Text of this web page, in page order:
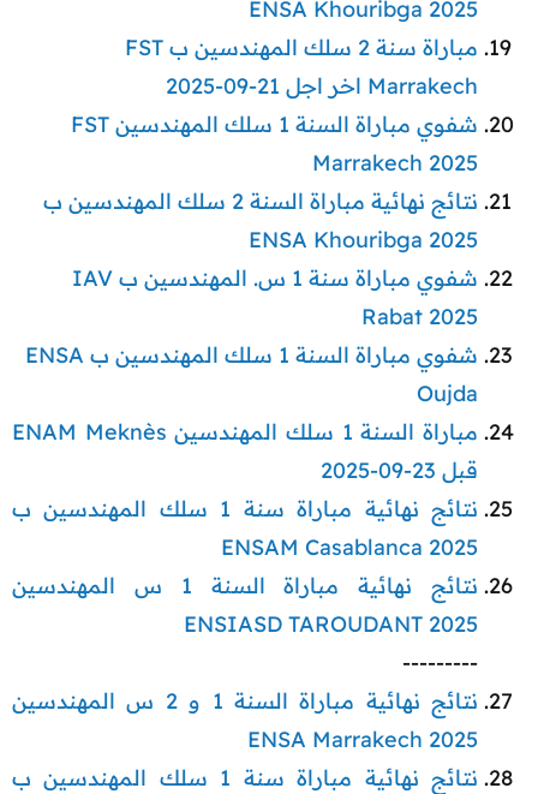
ENSA Khouribga 2025
مباراة سنة 2 سلك المهندسين ب FST
Marrakech اخر اجل 21-09-2025
شفوي مباراة السنة 1 سلك المهندسين FST
Marrakech 2025
نتائج نهائية مباراة السنة 2 سلك المهندسين ب
ENSA Khouribga 2025
شفوي مباراة سنة 1 س. المهندسين ب IAV
Rabat 2025
شفوي مباراة السنة 1 سلك المهندسين ب ENSA
Oujda
مباراة السنة 1 سلك المهندسين ENAM Meknès
قبل 23-09-2025
نتائج نهائية مباراة سنة 1 سلك المهندسين ب
ENSAM Casablanca 2025
نتائج نهائية مباراة السنة 1 س المهندسين
ENSIASD TAROUDANT 2025
---------​
نتائج نهائية مباراة السنة 1 و 2 س المهندسين
ENSA Marrakech 2025
نتائج نهائية مباراة سنة 1 سلك المهندسين ب